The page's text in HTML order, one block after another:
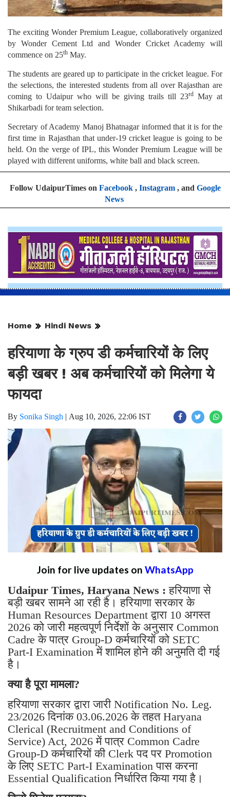
The exciting Wonder Premium League, collaboratively organized
by Wonder Cement Ltd and Wonder Cricket Academy will
commence on 25th May.
The students are geared up to participate in the cricket league. For
the selections, the interested students from all over Rajasthan are
coming to Udaipur who will be giving trails till 23rd May at
Shikarbadi for team selection.
Secretary of Academy Manoj Bhatnagar informed that it is for the
first time in Rajasthan that under-19 cricket league is going to be
held. On the verge of IPL, this Wonder Premium League will be
played with different uniforms, white ball and black screen.
Follow UdaipurTimes on Facebook, Instagram, and Google
News
Home Hindi News
हरियाणा के ग्रुप डी कर्मचारियों के लिए
बड़ी खबर ! अब कर्मचारियों को मिलेगा ये
फायदा
By Sonika Singh | Aug 10, 2026, 22:06 IST
Join for live updates on WhatsApp
Udaipur Times, Haryana News :हरियाणा से
बड़ी खबर सामने आ रही है। हरियाणा सरकार के
Human Resources Department द्वारा 10 अगस्त
2026 को जारी महत्वपूर्ण निर्देशों के अनुसार Common
Cadre के पात्र Group-D कर्मचारियों को SETC
Part-I Examination में शामिल होने की अनुमति दी गई
है।
क्या है पूरा मामला?
हरियाणा सरकार द्वारा जारी Notification No. Leg.
23/2026 दिनांक 03.06.2026 के तहत Haryana
Clerical (Recruitment and Conditions of
Service) Act, 2026 में पात्र Common Cadre
Group-D कर्मचारियों की Clerk पद पर Promotion
के लिए SETC Part-I Examination पास करना
Essential Qualification निर्धारित किया गया है।